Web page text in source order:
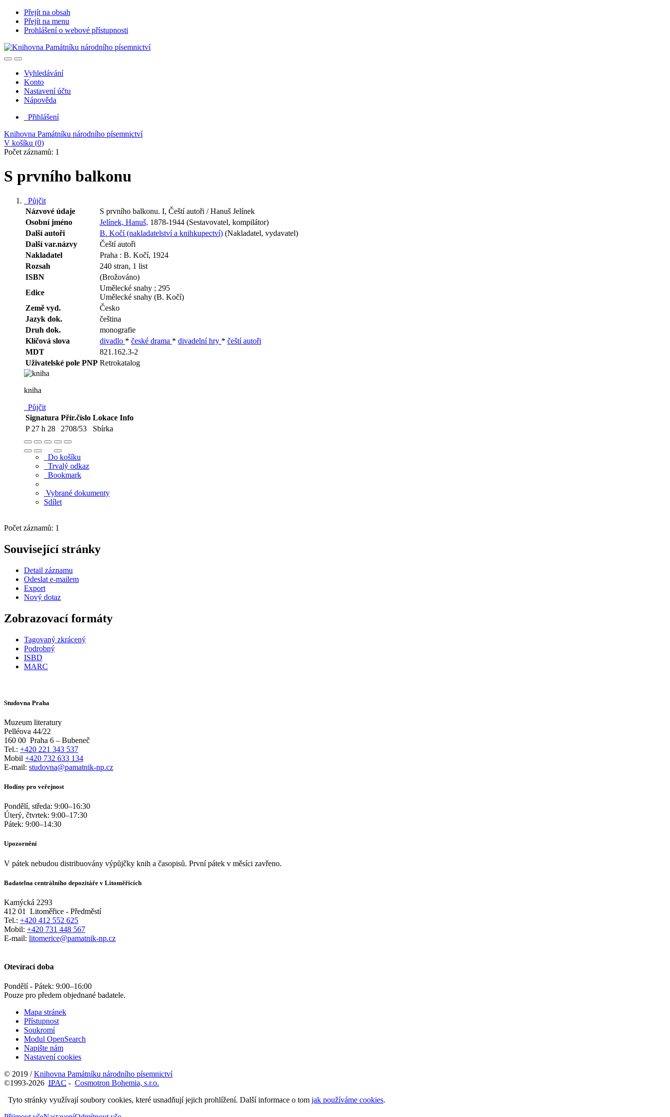
Přejít na obsah
Přejít na menu
Prohlášení o webové přístupnosti
Vyhledávání
Konto
Nastavení účtu
Nápověda
Přihlášení
Knihovna Památníku národního písemnictví
V košíku (0)
Počet záznamů: 1
S prvního balkonu
Půjčit
Názvové údaje
S prvního balkonu. I, Čeští autoři / Hanuš Jelínek
Osobní jméno
Jelínek, Hanuš, 1878-1944 (Sestavovatel, kompilátor)
Další autoři
B. Kočí (nakladatelství a knihkupectví) (Nakladatel, vydavatel)
Další var.názvy
Čeští autoři
Nakladatel
Praha : B. Kočí, 1924
Rozsah
240 stran, 1 list
ISBN
(Brožováno)
Edice
Umělecké snahy ; 295
Umělecké snahy (B. Kočí)
Země vyd.
Česko
Jazyk dok.
čeština
Druh dok.
monografie
Klíčová slova
divadlo * české drama * divadelní hry * čeští autoři
MDT
821.162.3-2
Uživatelské pole PNP Retrokatalog
kniha
Půjčit
Signatura Přír.číslo Lokace Info
P 27 h 28
2708/53 Sbírka
Do košíku
Trvalý odkaz
Bookmark
Vybrané dokumenty
Sdílet
Počet záznamů: 1
Související stránky
Detail záznamu
Odeslat e-mailem
Export
Nový dotaz
Zobrazovací formáty
Tagovaný zkrácený
Podrobný
ISBD
MARC
Studovna Praha
Muzeum literatury
Pelléova 44/22
160 00 Praha 6 – Bubeneč
Tel.: +420 221 343 537
Mobil +420 732 633 134
E-mail: studovna@pamatnik-np.cz
Hodiny pro veřejnost
Pondělí, středa: 9:00–16:30
Úterý, čtvrtek: 9:00–17:30
Pátek: 9:00–14:30
Upozornění
V pátek nebudou distribuovány výpůjčky knih a časopisů. První pátek v měsíci zavřeno.
Badatelna centrálního depozitáře v Litoměřicích
Kamýcká 2293
412 01
Litoměřice - Předměstí
Tel.: +420 412 552 625
Mobil: +420 731 448 567
E-mail: litomerice@pamatnik-np.cz
Otevírací doba
Pondělí - Pátek: 9:00–16:00
Pouze pro předem objednané badatele.
Mapa stránek
Přístupnost
Soukromí
Modul OpenSearch
Napište nám
Nastavení cookies
© 2019 /Knihovna Památníku národního písemnictví
©1993-2026 IPAC - Cosmotron Bohemia, s.r.o.
Tyto stránky využívají soubory cookies, které usnadňují jejich prohlížení. Další informace o tom jak používáme cookies.